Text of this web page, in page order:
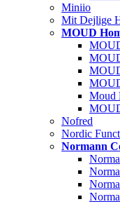
Miniio
Mit Dejlige
MOUD
Moud
Nofred
Nordic
Normann